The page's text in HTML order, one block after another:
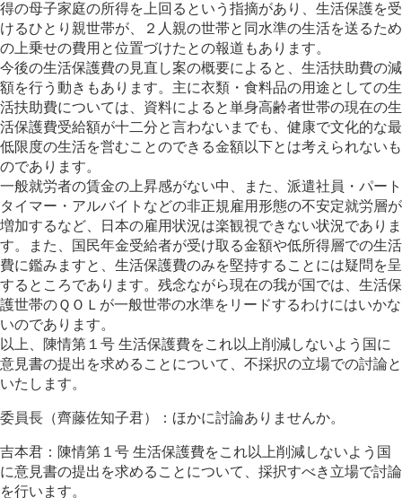
得の母子家庭の所得を上回るという指摘があり、生活保護を受
けるひとり親世帯が、２人親の世帯と同水準の生活を送るため
の上乗せの費用と位置づけたとの報道もあります。
今後の生活保護費の見直し案の概要によると、生活扶助費の減
額を行う動きもあります。主に衣類・食料品の用途としての生
活扶助費については、資料によると単身高齢者世帯の現在の生
活保護費受給額が十二分と言わないまでも、健康で文化的な最
低限度の生活を営むことのできる金額以下とは考えられないも
のであります。
一般就労者の賃金の上昇感がない中、また、派遣社員・パート
タイマー・アルバイトなどの非正規雇用形態の不安定就労層が
増加するなど、日本の雇用状況は楽観視できない状況でありま
す。また、国民年金受給者が受け取る金額や低所得層での生活
費に鑑みますと、生活保護費のみを堅持することには疑問を呈
するところであります。残念ながら現在の我が国では、生活保
護世帯のＱＯＬが一般世帯の水準をリードするわけにはいかな
いのであります。
以上、陳情第１号 生活保護費をこれ以上削減しないよう国に
意見書の提出を求めることについて、不採択の立場での討論と
いたします。
委員長（齊藤佐知子君）：ほかに討論ありませんか。
吉本君：陳情第１号 生活保護費をこれ以上削減しないよう国
に意見書の提出を求めることについて、採択すべき立場で討論
を行います。